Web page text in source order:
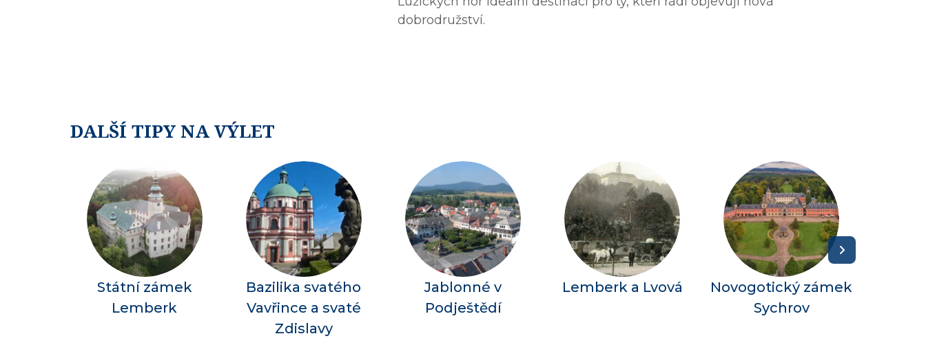
dobrodružství.
DALŠÍ TIPY NA VÝLET
Státní zámek
Lemberk
Bazilika svatého
Vavřince a svaté
Zdislavy
Jablonné v
Podještědí
Lemberk a Lvová
Novogotický zámek
Sychrov